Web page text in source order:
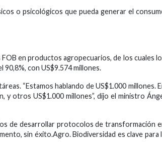
o psicológicos que pueda generar el
en productos agropecuarios, de los cuales
con US$9.574 millones.
“Estamos hablando de US$1.000 millones.
y otros US$1.000 millones”, dijo el ministro
de desarrollar protocolos de transformación
sin éxito.Agro. Biodiversidad es clave para